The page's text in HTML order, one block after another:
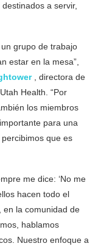
a servir,
grupo de trabajo
estar en la mesa”,
, directora de
Health. “Por
los miembros
para una
que es
me dice: ‘No me
hacen todo el
en la comunidad de
hablamos
Nuestro enfoque a